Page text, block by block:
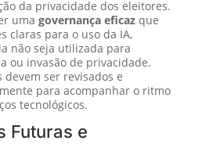
da privacidade dos eleitores.
uma governança eficazque
claras para o uso da IA,
não seja utilizada para
ou invasão de privacidade.
devem ser revisados e
para acompanhar o ritmo
tecnológicos.
Futuras e